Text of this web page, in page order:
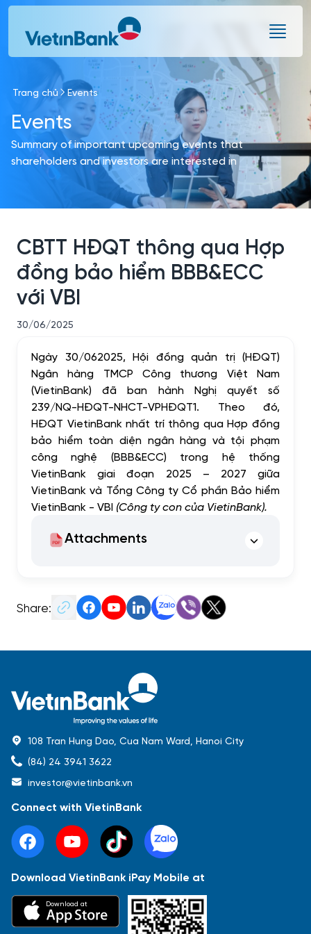
Skip to Main Content
Báo cáo tài chính Thông tin giao dịch
Trang chủ Events
Events
Summary of important upcoming events that
shareholders and investors are interested in
CBTT HĐQT thông qua Hợp
đồng bảo hiểm BBB&ECC
với VBI
30/06/2025
Ngày 30/062025, Hội đồng quản trị (HĐQT)
Ngân hàng TMCP Công thương Việt Nam
(VietinBank) đã ban hành Nghị quyết số
239/NQ-HĐQT-NHCT-VPHĐQT1. Theo đó,
HĐQT VietinBank nhất trí thông qua Hợp đồng
bảo hiểm toàn diện ngân hàng và tội phạm
công nghệ (BBB&ECC) trong hệ thống
VietinBank giai đoạn 2025 – 2027 giữa
VietinBank và Tổng Công ty Cổ phần Bảo hiểm
VietinBank - VBI (Công ty con của VietinBank).
Attachments
Share:
108 Tran Hung Dao, Cua Nam Ward, Hanoi City
(84) 24 3941 3622
investor@vietinbank.vn
Connect with VietinBank
Download VietinBank iPay Mobile at
Download at